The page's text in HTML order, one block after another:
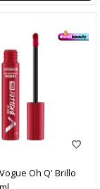
Oh Q' Brillo